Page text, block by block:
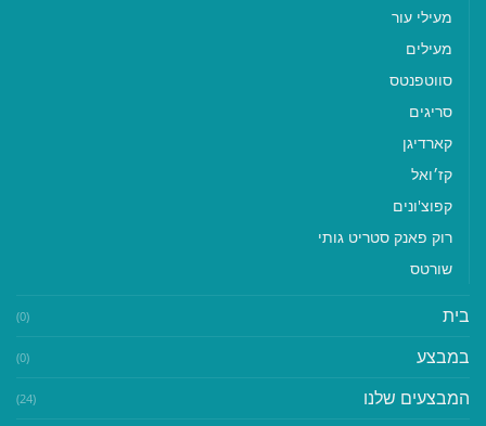
מעילי עור
מעילים
סווטפנטס
סריגים
קארדיגן
קז׳ואל
קפוצ'ונים
רוק פאנק סטריט גותי
שורטס
בית (0)
במבצע (0)
המבצעים שלנו (24)